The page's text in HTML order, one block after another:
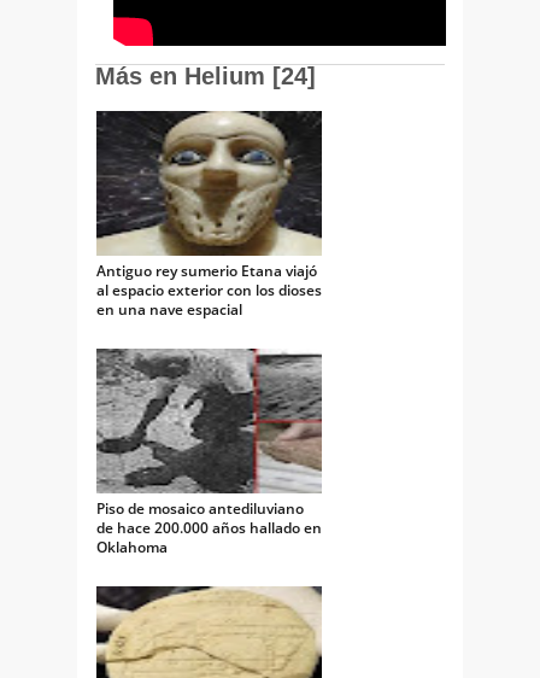
Más en Helium [24]
Antiguo rey sumerio Etana viajó
al espacio exterior con los dioses
en una nave espacial
Piso de mosaico antediluviano
de hace 200.000 años hallado en
Oklahoma